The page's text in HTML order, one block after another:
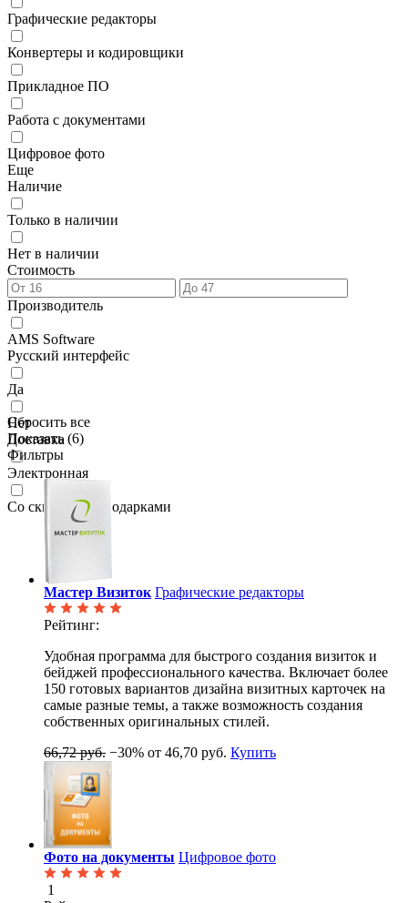
Графические редакторы
Конвертеры и кодировщики
Прикладное ПО
Работа с документами
Цифровое фото
Еще
Наличие
Только в наличии
Нет в наличии
Стоимость
Производитель
AMS Software
Русский интерфейс
Да
Нет
Доставка
Электронная
Со скидками и подарками
Сбросить все
Показать (6)
Фильтры
Мастер Визиток Графические редакторы
Рейтинг:
Удобная программа для быстрого создания визиток и
бейджей профессионального качества. Включает более
150 готовых вариантов дизайна визитных карточек на
самые разные темы, а также возможность создания
собственных оригинальных стилей.
66,72 руб. −30% от 46,70 руб. Купить
Фото на документы Цифровое фото
1